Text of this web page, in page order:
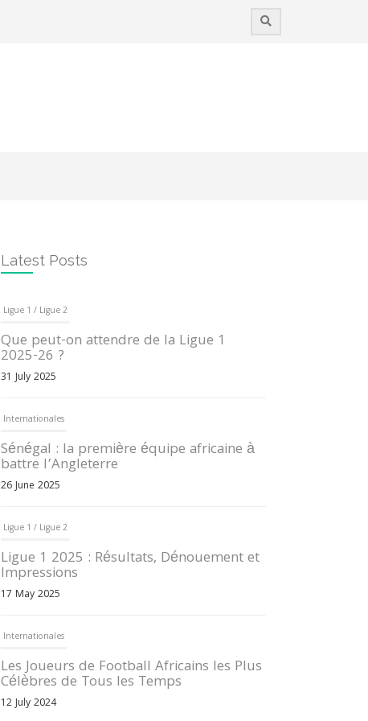
Latest Posts
Ligue 1 / Ligue 2
Que peut-on attendre de la Ligue 1
2025-26 ?
31 July 2025
Internationales
Sénégal : la première équipe africaine à
battre l’Angleterre
26 June 2025
Ligue 1 / Ligue 2
Ligue 1 2025 : Résultats, Dénouement et
Impressions
17 May 2025
Internationales
Les Joueurs de Football Africains les Plus
Célèbres de Tous les Temps
12 July 2024